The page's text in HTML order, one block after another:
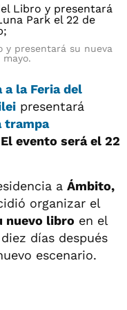
y presentará su nueva
a la Feria del
presentará
trampa
evento será el 22
a Ámbito,
organizar el
nuevo libro en el
días después
escenario.